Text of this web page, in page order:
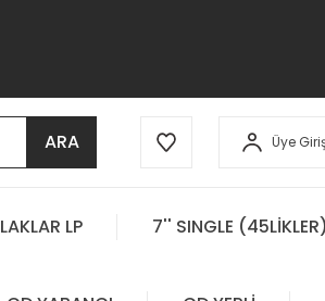
ARA Üye
LP 7'' SINGLE (45LİKLER)